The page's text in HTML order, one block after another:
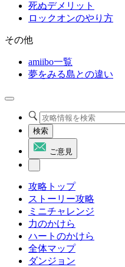
死ぬデメリット
ロックオンのやり方
その他
amiibo一覧
夢をみる島との違い
検索
ご意見
攻略トップ
ストーリー攻略
ミニチャレンジ
力のかけら
ハートのかけら
全体マップ
ダンジョン